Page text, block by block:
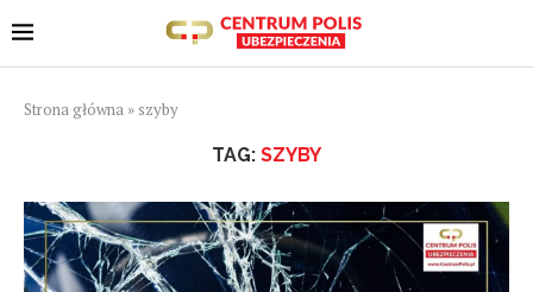
Strona główna » szyby
TAG: SZYBY